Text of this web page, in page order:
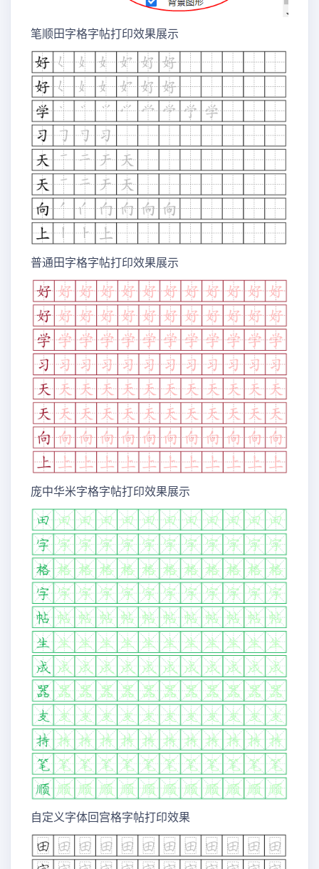
笔顺田字格字帖打印效果展示
普通田字格字帖打印效果展示
庞中华米字格字帖打印效果展示
自定义字体回宫格字帖打印效果